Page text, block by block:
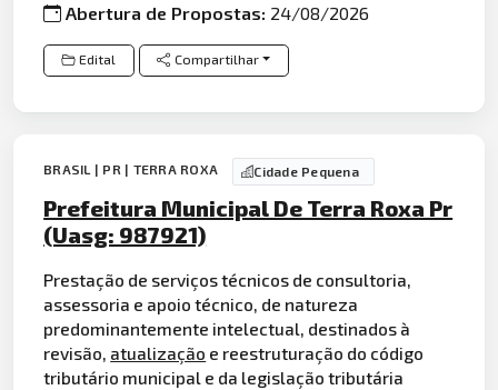
Abertura de Propostas: 24/08/2026
Edital Compartilhar
BRASIL | PR | TERRA ROXA Cidade Pequena
Prefeitura Municipal De Terra Roxa Pr
(Uasg: 987921)
Prestação de serviços técnicos de consultoria,
assessoria e apoio técnico, de natureza
predominantemente intelectual, destinados à
revisão, atualização e reestruturação do código
tributário municipal e da legislação tributária